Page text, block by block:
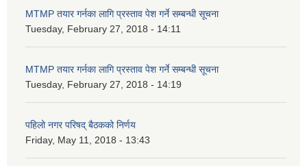
MTMP तयार गर्नका लागि प्रस्ताव पेश गर्ने सम्बन्धी सूचना
Tuesday, February 27, 2018 - 14:11
MTMP तयार गर्नका लागि प्रस्ताव पेश गर्ने सम्बन्धी सूचना
Tuesday, February 27, 2018 - 14:19
पहिलो नगर परिषद् बैठकको निर्णय
Friday, May 11, 2018 - 13:43